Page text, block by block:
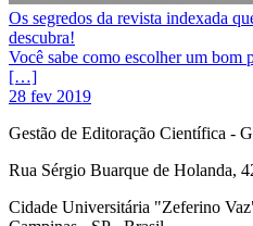
Os segredos da revista indexada
descubra!
Você sabe como escolher um
[…]
28 fev 2019
Gestão de Editoração Científica -
Rua Sérgio Buarque de Holanda,
Cidade Universitária "Zeferino